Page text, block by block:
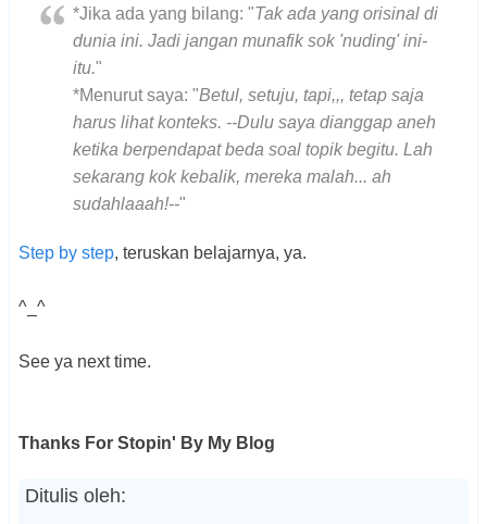
*Jika ada yang bilang: "Tak ada yang orisinal di
dunia ini. Jadi jangan munafik sok 'nuding' ini-
itu."
*Menurut saya: "Betul, setuju, tapi,,, tetap saja
harus lihat konteks. --Dulu saya dianggap aneh
ketika berpendapat beda soal topik begitu. Lah
sekarang kok kebalik, mereka malah... ah
sudahlaaah!--"
Step by step, teruskan belajarnya, ya.
^_^
See ya next time.
Thanks For Stopin' By My Blog
Ditulis oleh: